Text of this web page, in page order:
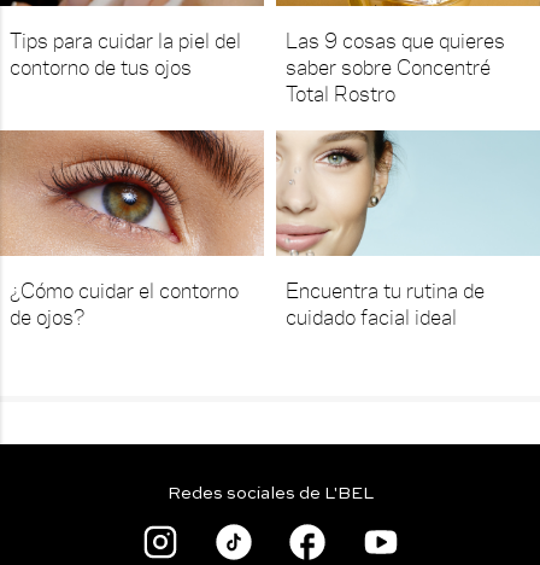
Tips para cuidar la piel del
contorno de tus ojos
Las 9 cosas que quieres
saber sobre Concentré
Total Rostro
¿Cómo cuidar el contorno
de ojos?
Encuentra tu rutina de
cuidado facial ideal
Redes sociales de L'BEL